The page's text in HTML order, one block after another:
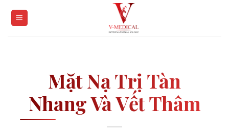
Mặt Nạ Trị Tàn
Nhang Và Vết Thâm